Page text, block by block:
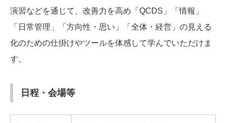
演習などを通じて、改善力を高め「QCDS」「情報」
「日常管理」「方向性・思い」「全体・経営」の見える
化のための仕掛けやツールを体感して学んでいただけま
す。
日程・会場等